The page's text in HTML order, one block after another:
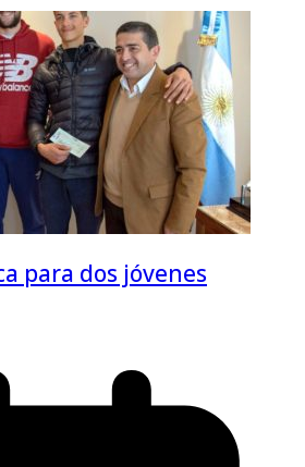
para dos jóvenes